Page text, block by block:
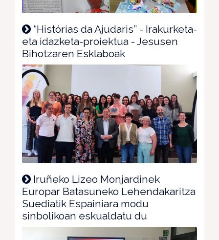
“Histórias da Ajudaris” - Irakurketa-
eta idazketa-proiektua - Jesusen
Bihotzaren Esklaboak
Iruñeko Lizeo Monjardinek
Europar Batasuneko Lehendakaritza
Suediatik Espainiara modu
sinbolikoan eskualdatu du